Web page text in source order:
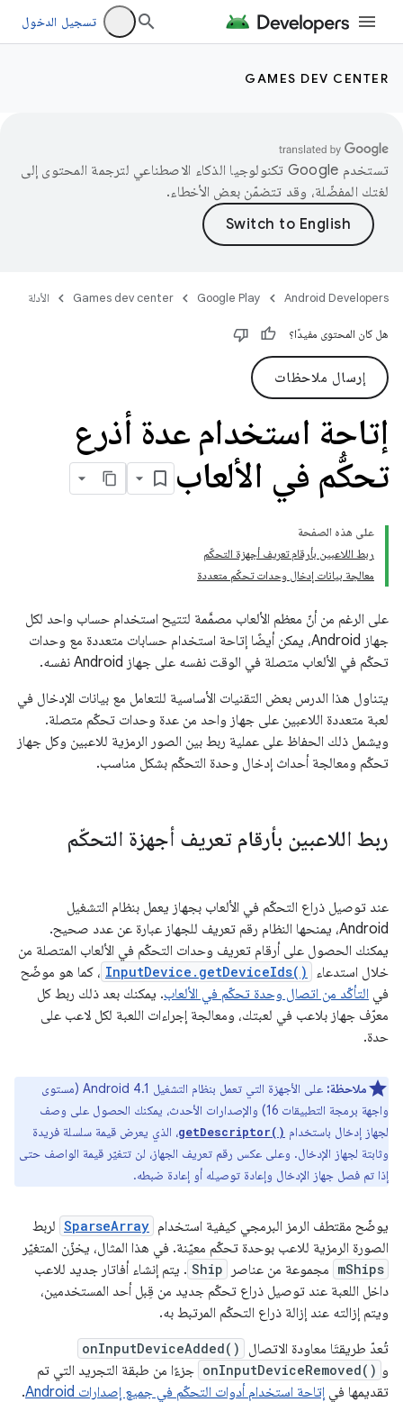
تسجيل الدخول
GAMES DEV CENTER
تستخدم Google تكنولوجيا الذكاء الاصطناعي لترجمة المحتوى إلى
لغتك المفضّلة، وقد تتضمّن بعض الأخطاء.
Android Developers
Google Play
Games dev center الأدلة
هل كان المحتوى مفيدًا؟
إرسال ملاحظات
إتاحة استخدام عدة أذرع
تحكُّم في الألعاب
على هذه الصفحة
ربط اللاعبين بأرقام تعريف أجهزة التحكّم
معالجة بيانات إدخال وحدات تحكّم متعددة
على الرغم من أنّ معظم الألعاب مصمَّمة لتتيح استخدام حساب واحد لكل
جهاز Android، يمكن أيضًا إتاحة استخدام حسابات متعددة مع وحدات
تحكّم في الألعاب متصلة في الوقت نفسه على جهاز Android نفسه.
يتناول هذا الدرس بعض التقنيات الأساسية للتعامل مع بيانات الإدخال في
لعبة متعددة اللاعبين على جهاز واحد من عدة وحدات تحكّم متصلة.
ويشمل ذلك الحفاظ على عملية ربط بين الصور الرمزية للاعبين وكل جهاز
تحكّم ومعالجة أحداث إدخال وحدة التحكّم بشكل مناسب.
ربط اللاعبين بأرقام تعريف أجهزة التحكّم
عند توصيل ذراع التحكّم في الألعاب بجهاز يعمل بنظام التشغيل
Android، يمنحها النظام رقم تعريف للجهاز عبارة عن عدد صحيح.
يمكنك الحصول على أرقام تعريف وحدات التحكّم في الألعاب المتصلة من
خلال استدعاء
InputDevice.getDeviceIds() ، كما هو موضّح
في التأكّد من اتصال وحدة تحكّم في الألعاب. يمكنك بعد ذلك ربط كل
معرّف جهاز بلاعب في لعبتك، ومعالجة إجراءات اللعبة لكل لاعب على
حدة.
ملاحظة:
على الأجهزة التي تعمل بنظام التشغيل Android 4.1 (مستوى
واجهة برمجة التطبيقات 16) والإصدارات الأحدث، يمكنك الحصول على وصف
لجهاز إدخال باستخدام getDescriptor()، الذي يعرض قيمة سلسلة فريدة
وثابتة لجهاز الإدخال. وعلى عكس رقم تعريف الجهاز، لن تتغيّر قيمة الواصف حتى
إذا تم فصل جهاز الإدخال وإعادة توصيله أو إعادة ضبطه.
يوضّح مقتطف الرمز البرمجي كيفية استخدام SparseArray لربط
الصورة الرمزية للاعب بوحدة تحكّم معيّنة. في هذا المثال، يخزّن المتغيّر
mShips مجموعة من عناصر Ship . يتم إنشاء أفاتار جديد للاعب
داخل اللعبة عند توصيل ذراع تحكّم جديد من قِبل أحد المستخدمين،
ويتم إزالته عند إزالة ذراع التحكّم المرتبط به.
تُعدّ طريقتَا معاودة الاتصال
onInputDeviceAdded()
و onInputDeviceRemoved() جزءًا من طبقة التجريد التي تم
تقديمها في إتاحة استخدام أدوات التحكّم في جميع إصدارات Android
.